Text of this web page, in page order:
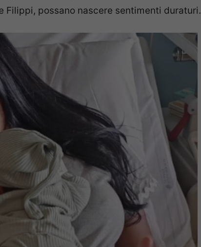
Filippi, possano nascere sentimenti duraturi.